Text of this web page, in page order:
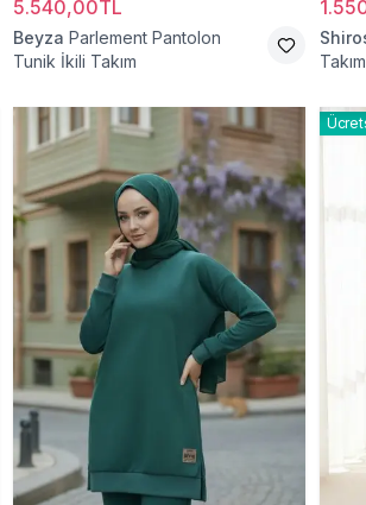
5.540,00TL
Beyza Parlement Pantolon
Tunik İkili Takım
Takım